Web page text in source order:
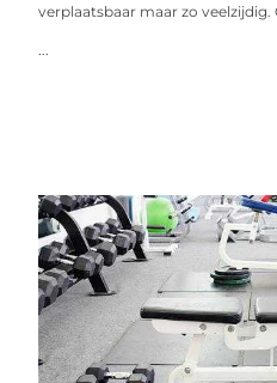
verplaatsbaar maar zo
...